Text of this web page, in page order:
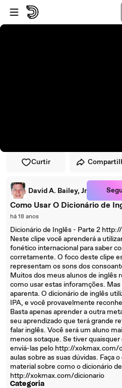
Pular para o player
Ir para o conteúdo principal
Curtir
David A. Bailey, Jr
Como Usar O Dicionário de
há 18 anos
Dicionário de Inglês - Parte 2
Neste clipe você aprenderá a
fonético internacional para saber
corretamente. O foco deste clipe
representam os sons dos
Muitos dos meus alunos de inglês
como usar estas inforamções.
aparenta. O dicionário de inglês
IPA, e você provavelmente
Basta apenas aprender a outra
seu aprendizado que terá grande
falar inglês. Você será um aluno
menos sotaque. Se tiver
enviá-las pelo http://xokmax.com/
aulas sobre as suas dúvidas. Faça
material sobre como o dicionário
http://xokmax.com/dicionario
Categoria